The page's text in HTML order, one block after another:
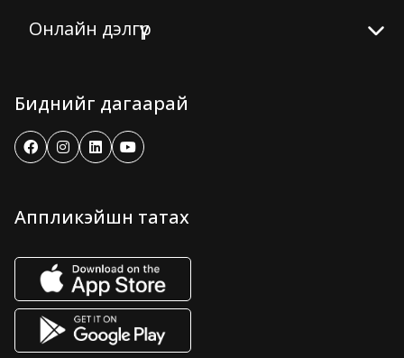
Онлайн дэлгүүр
Биднийг дагаарай
Аппликэйшн татах